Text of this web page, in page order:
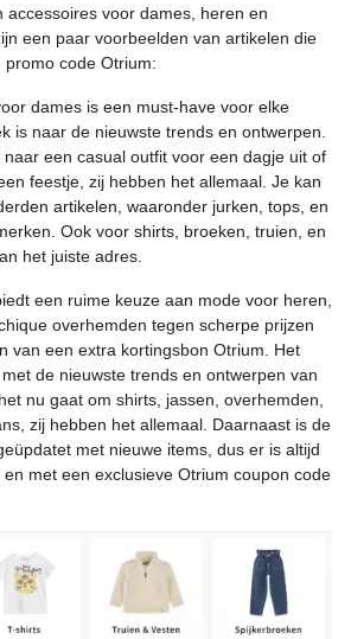
accessoires voor dames, heren en
een paar voorbeelden van artikelen die
code Otrium:
dames is een must-have voor elke
is naar de nieuwste trends en ontwerpen.
een casual outfit voor een dagje uit of
feestje, zij hebben het allemaal. Je kan
artikelen, waaronder jurken, tops, en
Ook voor shirts, broeken, truien, en
het juiste adres.
een ruime keuze aan mode voor heren,
overhemden tegen scherpe prijzen
van een extra kortingsbon Otrium. Het
de nieuwste trends en ontwerpen van
nu gaat om shirts, jassen, overhemden,
zij hebben het allemaal. Daarnaast is de
met nieuwe items, dus er is altijd
met een exclusieve Otrium coupon code